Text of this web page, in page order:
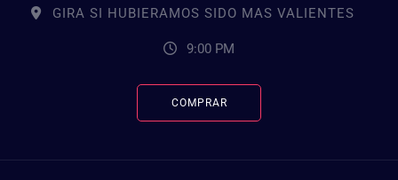
GIRA SI HUBIERAMOS SIDO MAS VALIENTES
9:00 PM
COMPRAR